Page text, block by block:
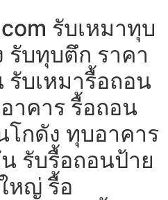
รับเหมาทุบ
บทุบตึก ราคา
บเหมารื้อถอน
าคาร รื้อถอน
โกดัง ทุบอาคาร
รับรื้อถอนป้าย
หญ่ รื้อ